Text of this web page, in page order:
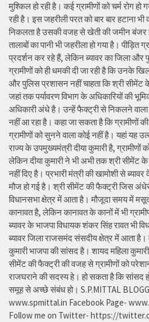
मुश्किल हो रही है। कई ग्रामीणों को चर्म रोग
रही है। इस जहरीली परत को बार बार हटाना
निकलता है उसकी वजह से खेती की जमीन
तालाबों का पानी भी जहरीला हो गया है। पीड़ित
प्रदर्शन कर रहे हैं, लेकिन ब्यावर का जिला
ग्रामीणों को ही धमकी दी जा रही है कि उनके
और पुलिस प्रशासन नहीं चाहता कि श्री सीमेंट
जहां तक पर्यावरण विभाग के अधिकारियों की
अधिकारी अंधे है। उन्हें फैक्ट्री से निकलने
नहीं आ रहा है। कहा जा सकता है कि ग्रामीणों
ग्रामीणों को सुनने वाला कोई नहीं है। यहां यह
राज्य के उपमुख्यमंत्री दीया कुमारी है, ग्रामीणों
लेकिन दीया कुमारी ने भी अभी तक श्री सीमेंट के
नहीं दिए है। प्रभारी मंत्री की खामोशी से
मौज हो गई है। श्री सीमेंट की फैक्ट्री जिस
विधानसभा क्षेत्र में आता है। मौजूदा समय में
कानावत है, लेकिन कानावत के कानों में भी
ब्यावर के भाजपा विधायक शंकर सिंह रावत भी
ब्यावर जिला राजसमंद संसदीय क्षेत्र में आता है।
कुमारी भाजपा की सांसद है। शायद महिला कुमारी
सीमेंट की फैक्ट्री की वजह से ग्रामीणों को
राजघराने की सदस्य हे। हो सकता है कि सांसद
समूह से अच्छे संबंध हो। S.P.MITTAL
www.spmittal.in Facebook Page-
Follow me on Twitter- https://